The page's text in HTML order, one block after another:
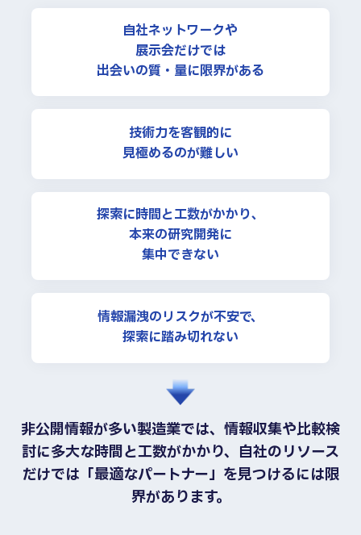
自社ネットワークや
展示会だけでは
出会いの質・量に限界がある
技術力を客観的に
見極めるのが難しい
探索に時間と工数がかかり、
本来の研究開発に
集中できない
情報漏洩のリスクが不安で、
探索に踏み切れない
非公開情報が多い製造業では、情報収集や比較検
討に多大な時間と工数がかかり、自社のリソース
だけでは「最適なパートナー」を見つけるには限
界があります。